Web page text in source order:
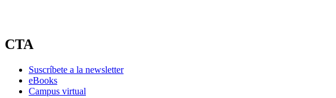
CTA
Suscríbete a la newsletter
eBooks
Campus virtual